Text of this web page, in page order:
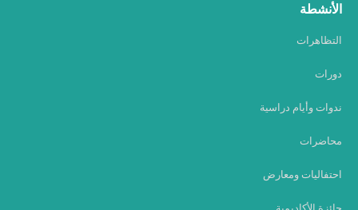
الأنشطة
التظاهرات
دورات
ندوات وأيام دراسية
محاضرات
احتفاليات ومعارض